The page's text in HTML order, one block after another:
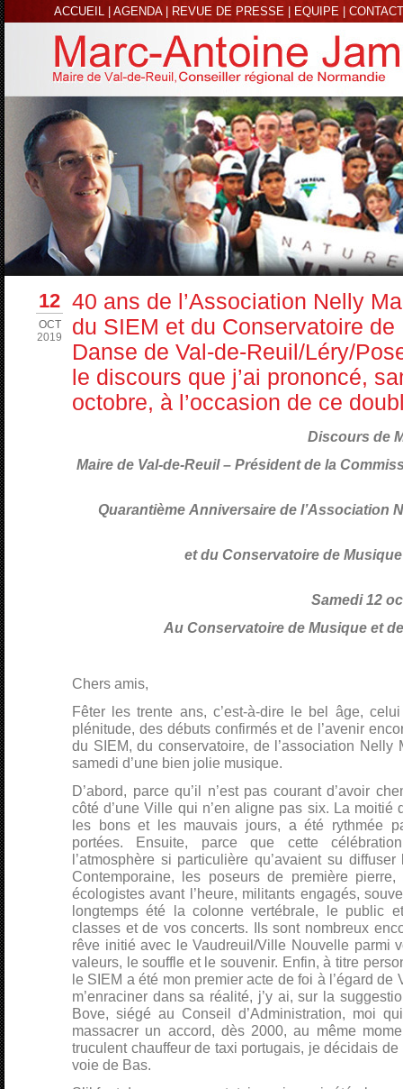
ACCUEIL AGENDA| REVUE DE PRESSE EQUIPE CONTACT
12
OCT
2019
40 ans de l’Association Nelly
du SIEM et du Conservatoire
Danse de Val-de-Reuil/Léry/
le discours que j’ai prononcé,
octobre, à l’occasion de ce
Discours de
Maire de Val-de-Reuil – Président de la
Quarantième Anniversaire de l’Association
et du Conservatoire de
Samedi 12
Au Conservatoire de Musique et
Chers amis,
Fêter les trente ans, c’est-à-dire le bel âge,
plénitude, des débuts confirmés et de l’avenir
du SIEM, du conservatoire, de l’association Nelly
samedi d’une bien jolie musique.
D’abord, parce qu’il n’est pas courant d’avoir
côté d’une Ville qui n’en aligne pas six. La moitié
les bons et les mauvais jours, a été rythmée
portées. Ensuite, parce que cette
l’atmosphère si particulière qu’avaient su
Contemporaine, les poseurs de première pierre,
écologistes avant l’heure, militants engagés,
longtemps été la colonne vertébrale, le public
classes et de vos concerts. Ils sont nombreux
rêve initié avec le Vaudreuil/Ville Nouvelle parmi
valeurs, le souffle et le souvenir. Enfin, à titre
le SIEM a été mon premier acte de foi à l’égard de
m’enraciner dans sa réalité, j’y ai, sur la
Bove, siégé au Conseil d’Administration, moi
massacrer un accord, dès 2000, au même
truculent chauffeur de taxi portugais, je décidais
voie de Bas.